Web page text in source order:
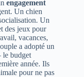
engagement
Un chien
Un
des jeux pour
vacances,
a adopté un
le budget
année. Ils
pour ne pas